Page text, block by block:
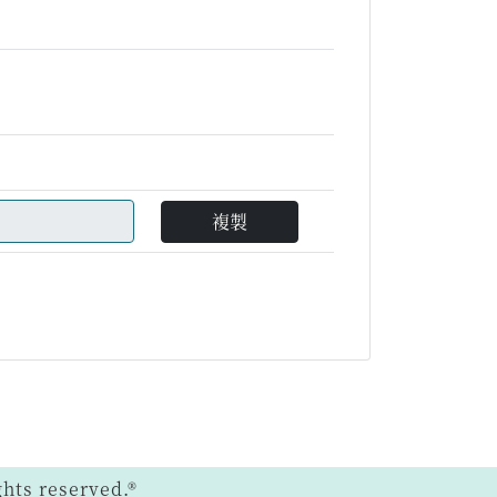
複製
reserved.®